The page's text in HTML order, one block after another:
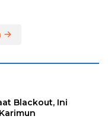
Blackout, Ini